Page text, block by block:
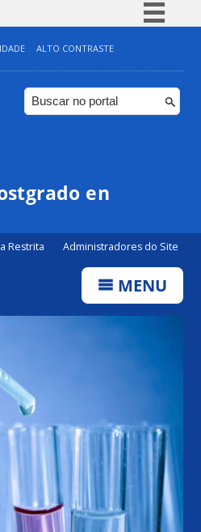
Simplifique!
Comunica BR
Participe
ALTO CONTRASTE
en
Restrita Administradores do Site
MENU